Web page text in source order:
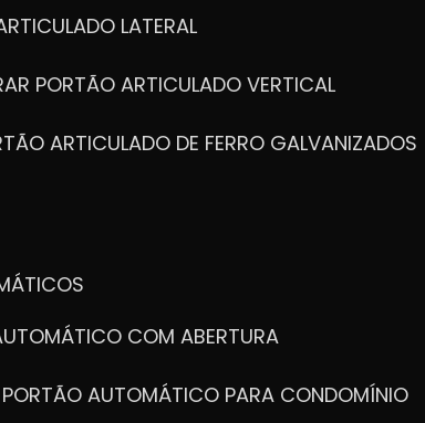
LATERAL
PORTÃO ARTICULADO VERTICAL
ARTICULADO DE FERRO GALVANIZADOS
COM ABERTURA
PORTÃO AUTOMÁTICO PARA CONDOMÍNIO